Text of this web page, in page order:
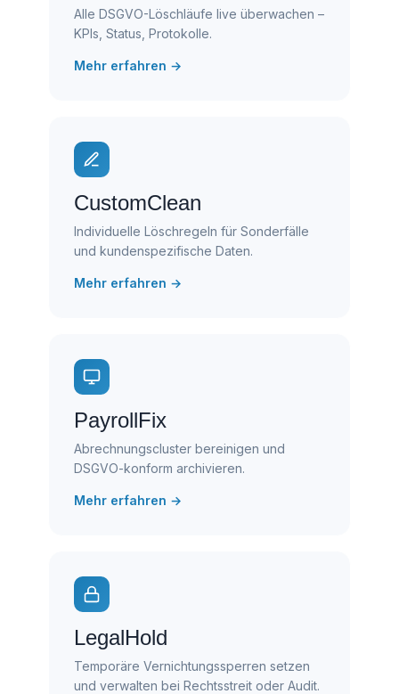
Alle DSGVO-Löschläufe live überwachen –
KPIs, Status, Protokolle.
Mehr erfahren →
CustomClean
Individuelle Löschregeln für Sonderfälle
und kundenspezifische Daten.
Mehr erfahren →
PayrollFix
Abrechnungscluster bereinigen und
DSGVO-konform archivieren.
Mehr erfahren →
LegalHold
Temporäre Vernichtungssperren setzen
und verwalten bei Rechtsstreit oder Audit.